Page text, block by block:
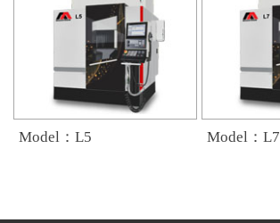
Model：L5 Model：L7